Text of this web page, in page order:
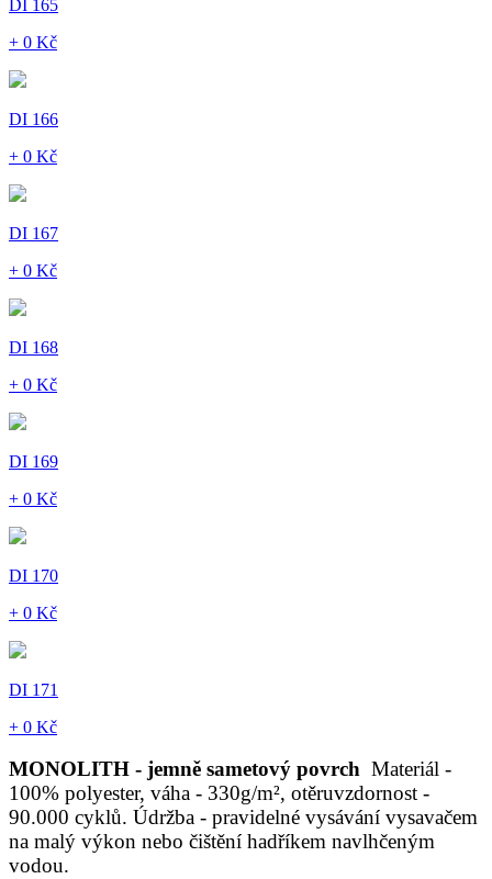
DI 165
+ 0 Kč
DI 166
+ 0 Kč
DI 167
+ 0 Kč
DI 168
+ 0 Kč
DI 169
+ 0 Kč
DI 170
+ 0 Kč
DI 171
+ 0 Kč
MONOLITH - jemně sametový povrch Materiál -
100% polyester, váha - 330g/m², otěruvzdornost -
90.000 cyklů. Údržba - pravidelné vysávání vysavačem
na malý výkon nebo čištění hadříkem navlhčeným
vodou.